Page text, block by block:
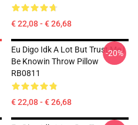
€ 22,08 - € 26,68
Eu Digo Idk A Lot But Trust Me I
Be Knowin Throw Pillow
RB0811
€ 22,08 - € 26,68
-20%